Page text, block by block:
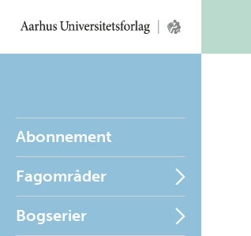
Abonnement
Fagområder
Bogserier